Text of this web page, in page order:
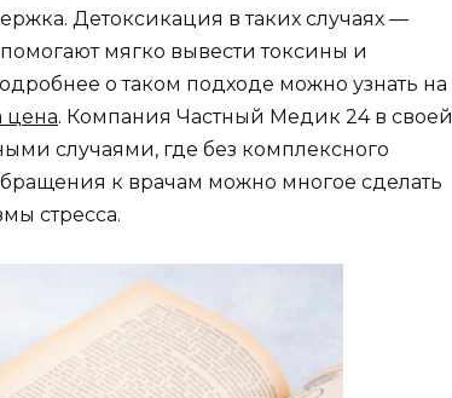
Детоксикация в таких случаях —
мягко вывести токсины и
о таком подходе можно узнать на
цена. Компания Частный Медик 24 в своей
случаями, где без комплексного
к врачам можно многое сделать
стресса.